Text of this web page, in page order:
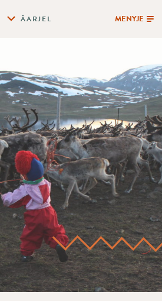
ÅARJEL MENYJE